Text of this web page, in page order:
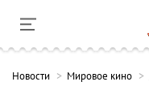
Новости Мировое кино